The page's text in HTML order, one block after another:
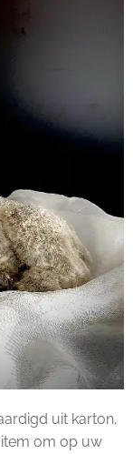
uit karton,
om op uw